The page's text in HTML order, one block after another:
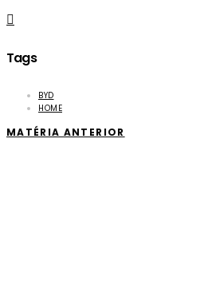
Tags
BYD
HOME
MATÉRIA ANTERIOR